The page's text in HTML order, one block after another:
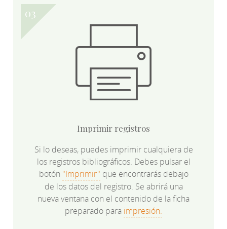
Imprimir registros
Si lo deseas, puedes imprimir cualquiera de
los registros bibliográficos. Debes pulsar el
botón "Imprimir" que encontrarás debajo
de los datos del registro. Se abrirá una
nueva ventana con el contenido de la ficha
preparado para impresión.